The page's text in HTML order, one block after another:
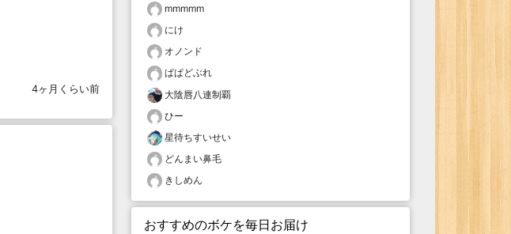
4ヶ月くらい前
mmmmm
にけ
オノンド
ぱぱどぶれ
大陰唇八連制覇
ひー
星待ちすいせい
どんまい鼻毛
きしめん
おすすめのボケを毎日お届け